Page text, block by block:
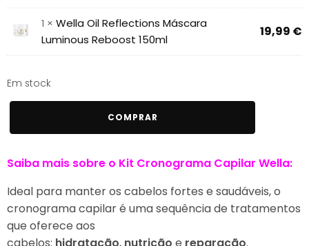
1 × Wella Oil Reflections Máscara
Luminous Reboost 150ml
19,99 €
Em stock
de
Cronograma
Wella
150ml
x
COMPRAR
Saiba mais sobre o Kit Cronograma Capilar Wella:
Ideal para manter os cabelos fortes e saudáveis, o
cronograma capilar é uma sequência de tratamentos
que oferece aos